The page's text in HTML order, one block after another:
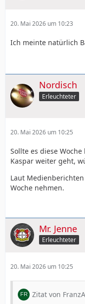
20. Mai 2026 um 10:23
Ich meinte natürlich
Nordisch
Erleuchteter
20. Mai 2026 um 10:25
Sollte es diese
Kaspar weiter geht,
Laut
Woche nehmen.
Mr. Jenne
Erleuchteter
20. Mai 2026 um 10:25
Zitat von FranzA